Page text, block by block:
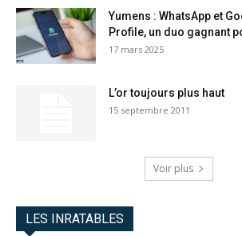
Yumens : WhatsApp et
Profile, un duo gagnant
17 mars 2025
L’or toujours plus haut
15 septembre 2011
Voir plus
LES INRATABLES